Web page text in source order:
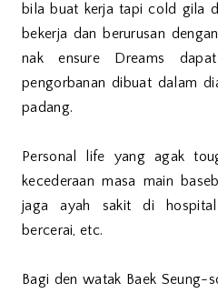
bila buat kerja tapi cold gila
bekerja dan berurusan
nak ensure Dreams
pengorbanan dibuat dalam
padang.
Personal life yang agak
kecederaan masa main
jaga ayah sakit di
bercerai, etc.
Bagi den watak Baek Seung-